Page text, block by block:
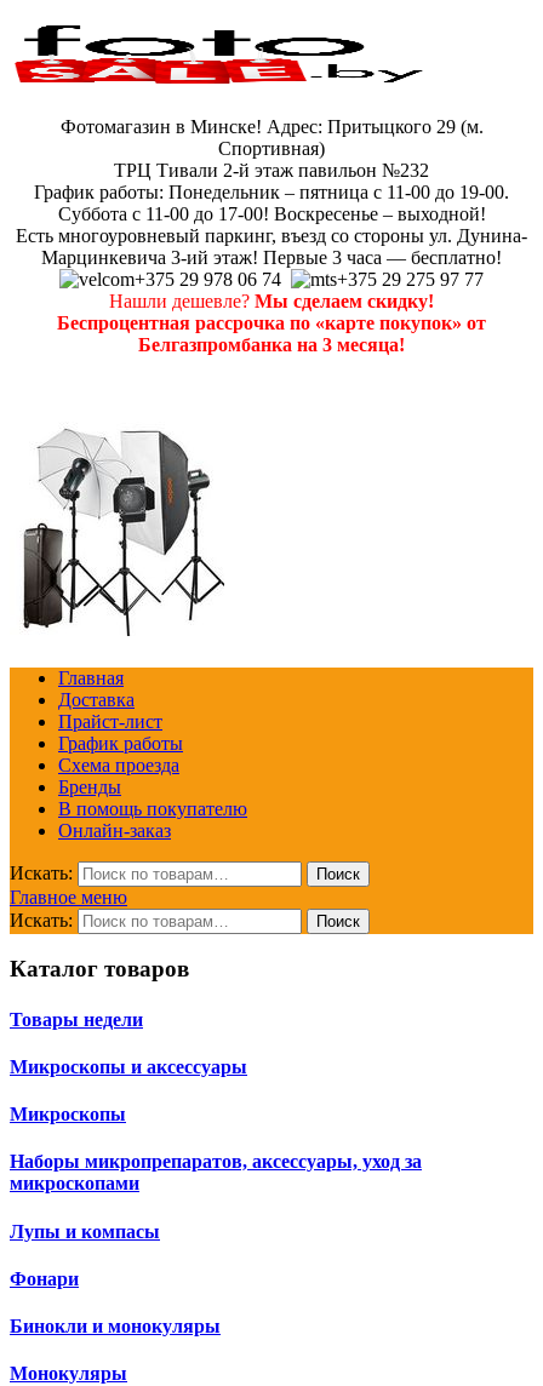
Фотомагазин в Минске! Адрес: Притыцкого 29 (м.
Спортивная)
ТРЦ Тивали 2-й этаж павильон №232
График работы: Понедельник – пятница с 11-00 до 19-00.
Суббота с 11-00 до 17-00! Воскресенье – выходной!
Есть многоуровневый паркинг, въезд со стороны ул. Дунина-
Марцинкевича 3-ий этаж! Первые 3 часа — бесплатно!
+375 29 978 06 74
+375 29 275 97 77
Нашли дешевле? Мы сделаем скидку!
Беспроцентная рассрочка по «карте покупок» от
Белгазпромбанка на 3 месяца!
Главная
Доставка
Прайст-лист
График работы
Схема проезда
Бренды
В помощь покупателю
Онлайн-заказ
Искать: Поиск
Главное меню
Искать:
Поиск
Каталог товаров
Товары недели
Микроскопы и аксессуары
Микроскопы
Наборы микропрепаратов, аксессуары, уход за
микроскопами
Лупы и компасы
Фонари
Бинокли и монокуляры
Монокуляры